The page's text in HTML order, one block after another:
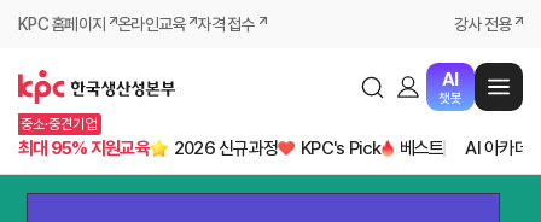
KPC 홈페이지 온라인교육 자격 접수 강사 전용
AI
챗봇
중소·중견기업
최대 95% 지원교육 2026 신규과정 KPC's Pick 베스트 AI 아카데